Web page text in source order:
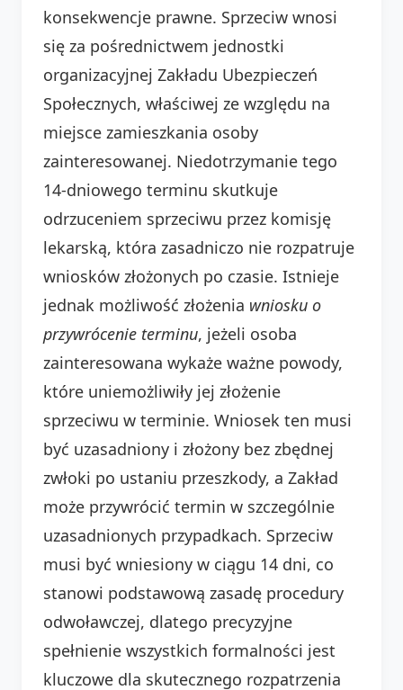
konsekwencje prawne. Sprzeciw wnosi
się za pośrednictwem jednostki
organizacyjnej Zakładu Ubezpieczeń
Społecznych, właściwej ze względu na
miejsce zamieszkania osoby
zainteresowanej. Niedotrzymanie tego
14-dniowego terminu skutkuje
odrzuceniem sprzeciwu przez komisję
lekarską, która zasadniczo nie rozpatruje
wniosków złożonych po czasie. Istnieje
jednak możliwość złożenia wniosku o
przywrócenie terminu, jeżeli osoba
zainteresowana wykaże ważne powody,
które uniemożliwiły jej złożenie
sprzeciwu w terminie. Wniosek ten musi
być uzasadniony i złożony bez zbędnej
zwłoki po ustaniu przeszkody, a Zakład
może przywrócić termin w szczególnie
uzasadnionych przypadkach. Sprzeciw
musi być wniesiony w ciągu 14 dni, co
stanowi podstawową zasadę procedury
odwoławczej, dlatego precyzyjne
spełnienie wszystkich formalności jest
kluczowe dla skutecznego rozpatrzenia